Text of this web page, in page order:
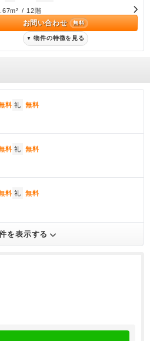
/ 12階
お問い合わせ 無料
▼ 物件の特徴を見る
料 礼 無料
料 礼 無料
料 礼 無料
を表示する